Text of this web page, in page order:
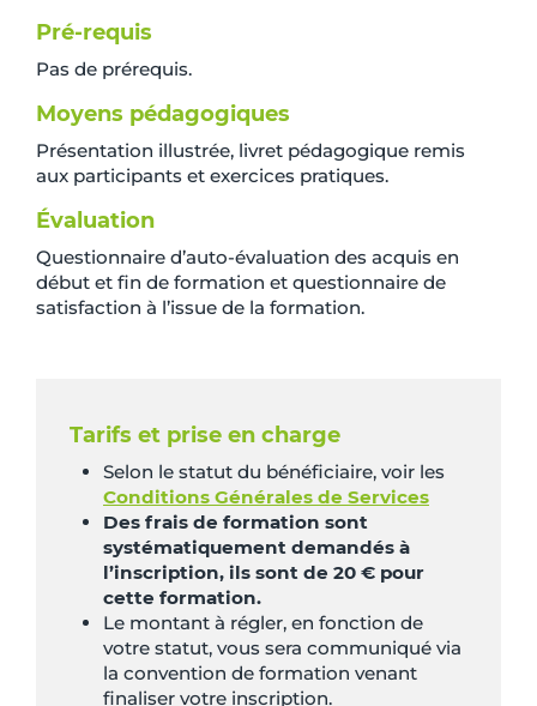
Pré-requis
Pas de prérequis.
Moyens pédagogiques
Présentation illustrée, livret pédagogique remis
aux participants et exercices pratiques.
Évaluation
Questionnaire d’auto-évaluation des acquis en
début et fin de formation et questionnaire de
satisfaction à l’issue de la formation.
Tarifs et prise en charge
Selon le statut du bénéficiaire, voir les
Conditions Générales de Services
Des frais de formation sont
systématiquement demandés à
l’inscription, ils sont de 20 € pour
cette formation.
Le montant à régler, en fonction de
votre statut, vous sera communiqué via
la convention de formation venant
finaliser votre inscription.